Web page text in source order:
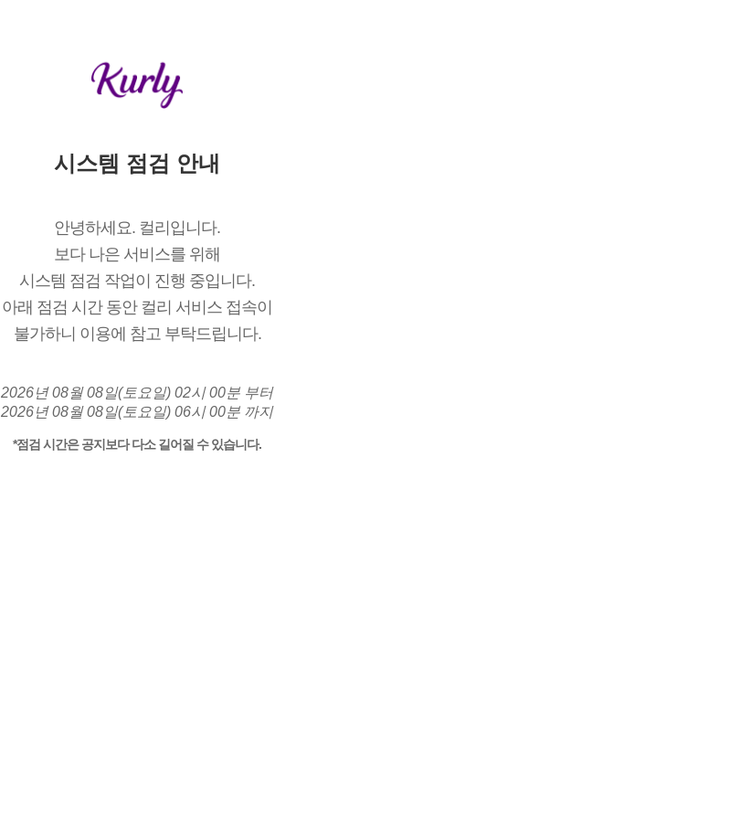
시스템 점검 안내
안녕하세요. 컬리입니다.
보다 나은 서비스를 위해
시스템 점검 작업이 진행 중입니다.
아래 점검 시간 동안 컬리 서비스 접속이
불가하니 이용에 참고 부탁드립니다.
2026년 08월 08일(토요일) 02시 00분 부터
2026년 08월 08일(토요일) 06시 00분 까지
*점검 시간은 공지보다 다소 길어질 수 있습니다.